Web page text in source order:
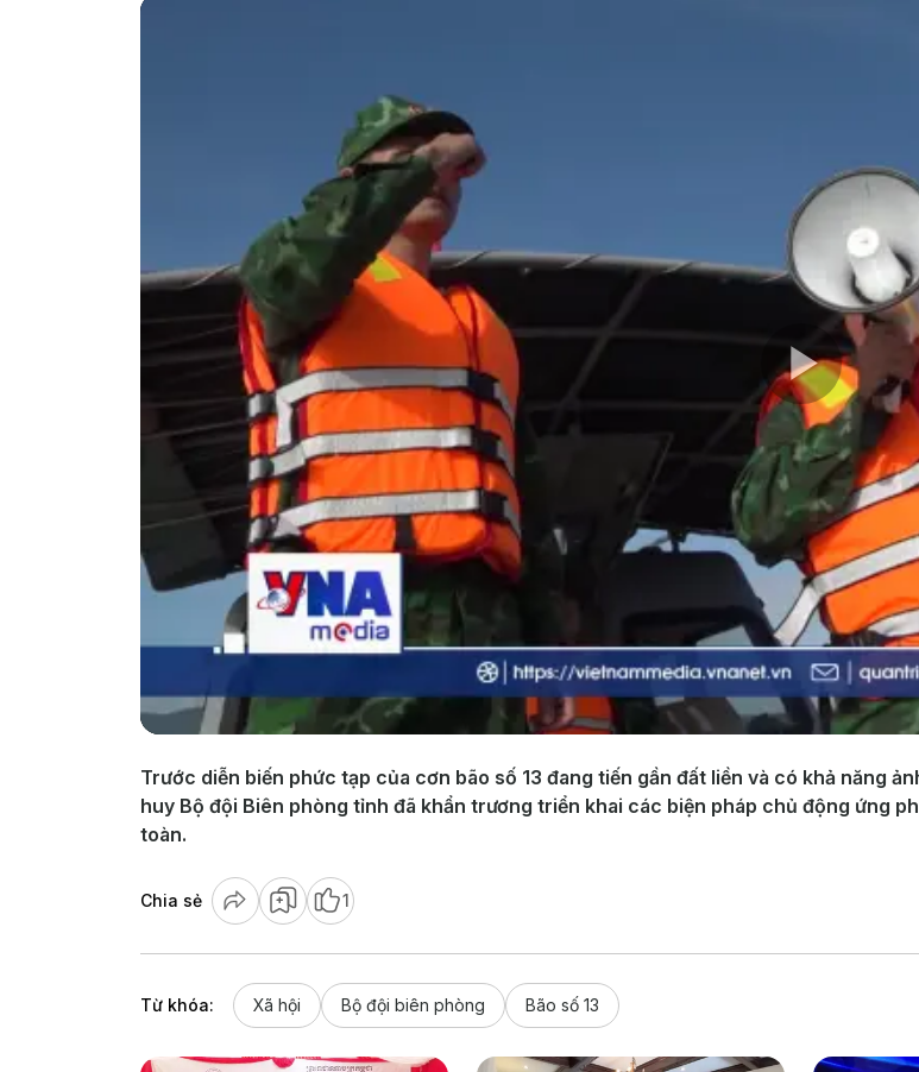
Play
Trước diễn biến phức tạp của cơn bão số 13 đang tiến gần đất liền và có khả năng
huy Bộ đội Biên phòng tỉnh đã khẩn trương triển khai các biện pháp chủ động ứng
toàn.
Chia sẻ 1
Từ khóa: Xã hội Bộ đội biên phòng Bão số 13